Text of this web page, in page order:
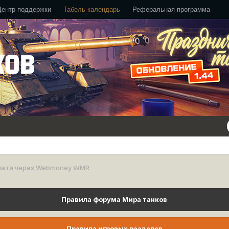
поддержки Табель-календарь Реферальная программа
через Webmoney WMR
Правила форума Мира танков